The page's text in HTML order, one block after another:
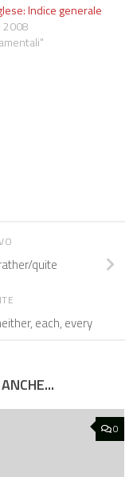
Indice generale
2008
quite
each, every
0